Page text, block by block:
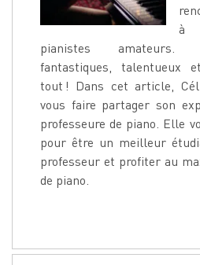
à
pianistes amateurs.
fantastiques, talentueux
tout ! Dans cet article,
vous faire partager son
professeure de piano. Elle
pour être un meilleur
professeur et profiter au
de piano.